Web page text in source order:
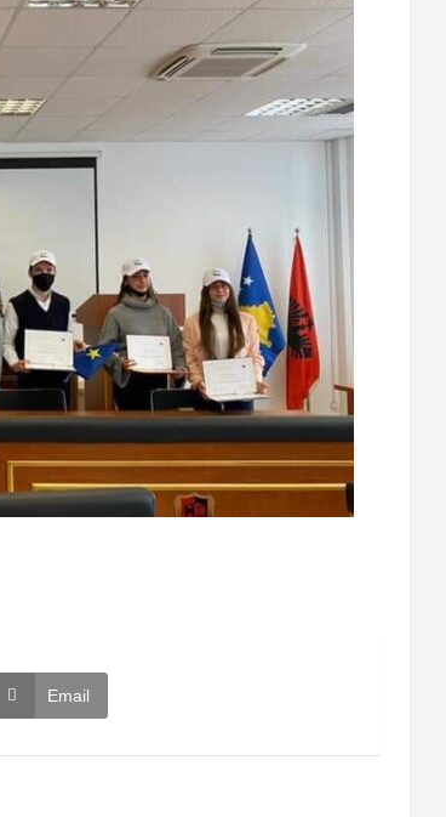
Email